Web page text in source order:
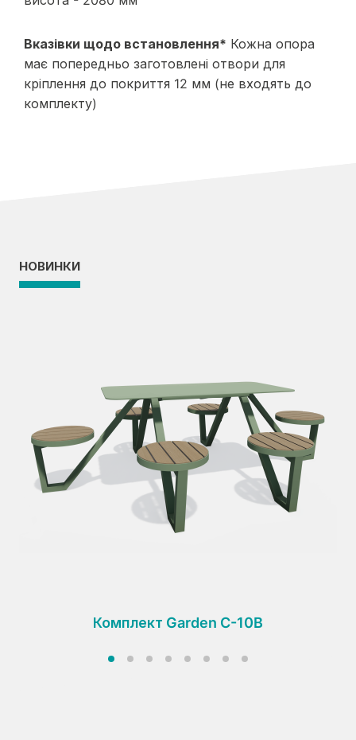
Вказівки щодо встановлення* Кожна опора
має попередньо заготовлені отвори для
кріплення до покриття 12 мм (не входять до
комплекту)
НОВИНКИ
Комплект Garden C-10B